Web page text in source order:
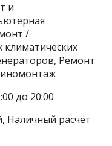
и
/
Ремонт
до 20:00
Наличный расчёт